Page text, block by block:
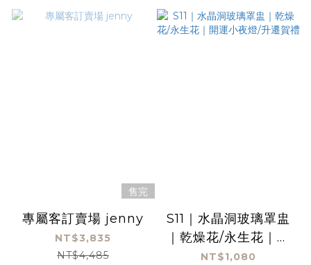
售完
專屬客訂賣場 jenny
NT$3,835
NT$4,485
S11｜水晶洞玻璃罩盅
｜乾燥花/永生花｜開
運小夜燈/升遷賀禮
NT$1,080